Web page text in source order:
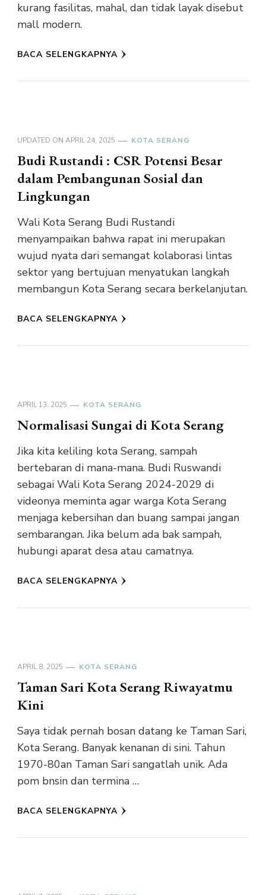
kurang fasilitas, mahal, dan tidak layak disebut
mall modern.
BACA SELENGKAPNYA
UPDATED ON APRIL 24, 2025 KOTA SERANG
Budi Rustandi : CSR Potensi Besar
dalam Pembangunan Sosial dan
Lingkungan
Wali Kota Serang Budi Rustandi
menyampaikan bahwa rapat ini merupakan
wujud nyata dari semangat kolaborasi lintas
sektor yang bertujuan menyatukan langkah
membangun Kota Serang secara berkelanjutan.
BACA SELENGKAPNYA
APRIL 13, 2025 KOTA SERANG
Normalisasi Sungai di Kota Serang
Jika kita keliling kota Serang, sampah
bertebaran di mana-mana. Budi Ruswandi
sebagai Wali Kota Serang 2024-2029 di
videonya meminta agar warga Kota Serang
menjaga kebersihan dan buang sampai jangan
sembarangan. Jika belum ada bak sampah,
hubungi aparat desa atau camatnya.
BACA SELENGKAPNYA
APRIL 8, 2025 KOTA SERANG
Taman Sari Kota Serang Riwayatmu
Kini
Saya tidak pernah bosan datang ke Taman Sari,
Kota Serang. Banyak kenanan di sini. Tahun
1970-80an Taman Sari sangatlah unik. Ada
pom bnsin dan termina …
BACA SELENGKAPNYA